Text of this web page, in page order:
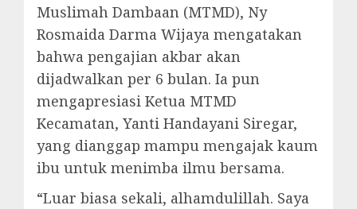
Muslimah Dambaan (MTMD), Ny
Rosmaida Darma Wijaya mengatakan
bahwa pengajian akbar akan
dijadwalkan per 6 bulan. Ia pun
mengapresiasi Ketua MTMD
Kecamatan, Yanti Handayani Siregar,
yang dianggap mampu mengajak kaum
ibu untuk menimba ilmu bersama.
“Luar biasa sekali, alhamdulillah. Saya